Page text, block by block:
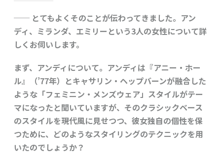
── とてもよくそのことが伝わってきました。アン
ディ、ミランダ、エミリーという3人の女性について詳
しくお伺いします。
まず、アンディについて。アンディは『アニー・ホー
ル』（’77年）とキャサリン・ヘップバーンが融合した
ような「フェミニン・メンズウェア」スタイルがテー
マになったと聞いていますが、そのクラシックベース
のスタイルを現代風に見せつつ、彼女独自の個性を保
つために、どのようなスタイリングのテクニックを用
いたのでしょうか？